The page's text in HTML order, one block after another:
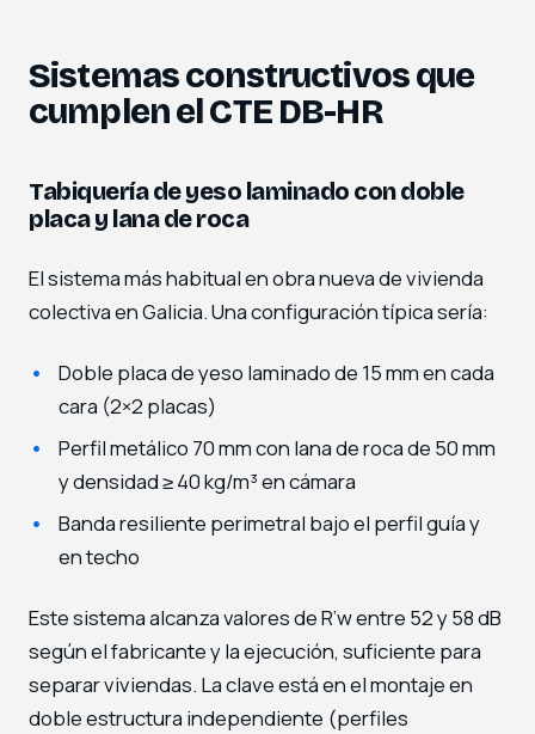
Sistemas constructivos que
cumplen el CTE DB-HR
Tabiquería de yeso laminado con doble
placa y lana de roca
El sistema más habitual en obra nueva de vivienda
colectiva en Galicia. Una configuración típica sería:
Doble placa de yeso laminado de 15 mm en cada
cara (2×2 placas)
Perfil metálico 70 mm con lana de roca de 50 mm
y densidad ≥ 40 kg/m³ en cámara
Banda resiliente perimetral bajo el perfil guía y
en techo
Este sistema alcanza valores de R’w entre 52 y 58 dB
según el fabricante y la ejecución, suficiente para
separar viviendas. La clave está en el montaje en
doble estructura independiente (perfiles